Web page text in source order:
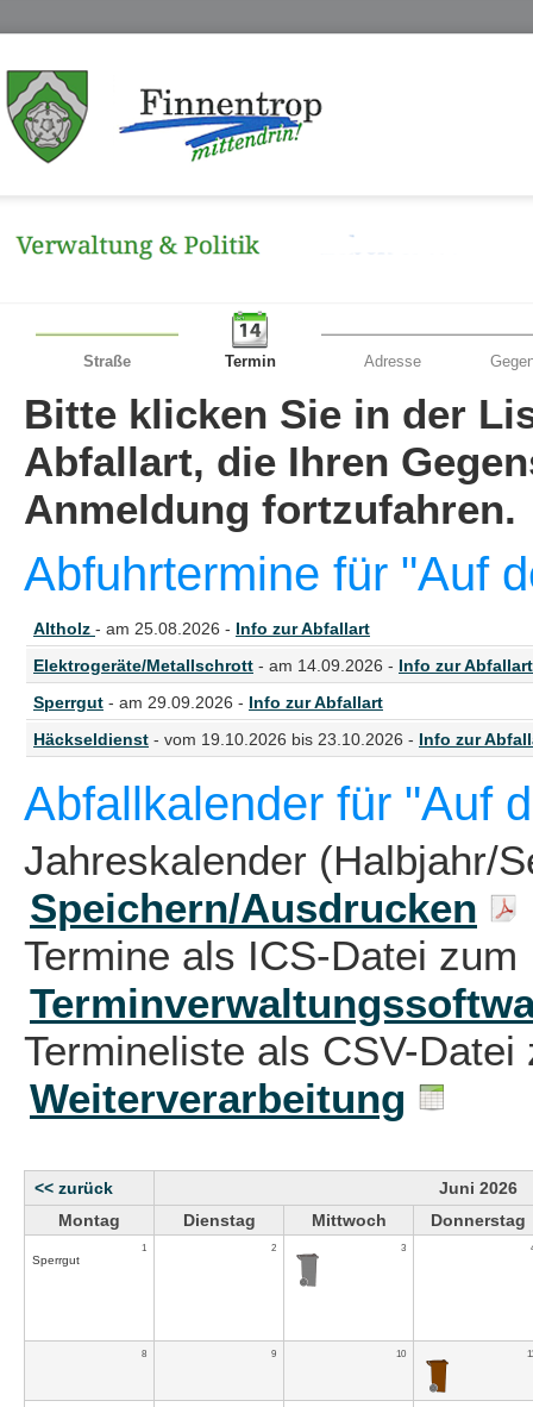
Straße Termin Adresse
Bitte klicken Sie in der
Abfallart, die Ihren
Anmeldung fortzufahren.
Abfuhrtermine für "Auf
Altholz - am 25.08.2026 - Info zur Abfallart
Elektrogeräte/Metallschrott - am 14.09.2026 - Info zur Abfallart
Sperrgut - am 29.09.2026 - Info zur Abfallart
Häckseldienst - vom 19.10.2026 bis 23.10.2026 - Info zur
Abfallkalender für "Auf
Jahreskalender (Halbjahr/
Speichern/Ausdrucken
Termine als ICS-Datei zum
Termineliste als CSV-
Weiterverarbeitung
<< zurück
Juni 2026
Montag
Dienstag Mittwoch Donnerstag
1
Sperrgut
2 3
8 9 10